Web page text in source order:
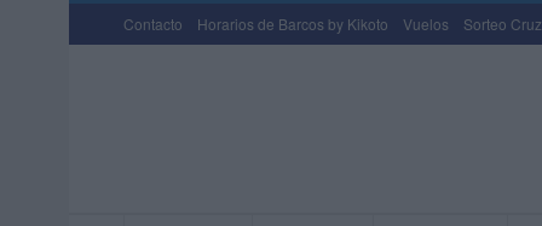
Contacto Horarios de Barcos by Kikoto Vuelos Sorteo